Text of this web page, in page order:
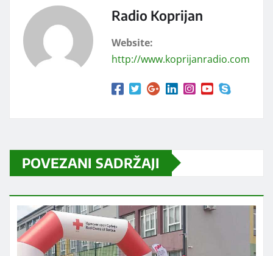
Radio Koprijan
Website:
http://www.koprijanradio.com
POVEZANI SADRŽAJI